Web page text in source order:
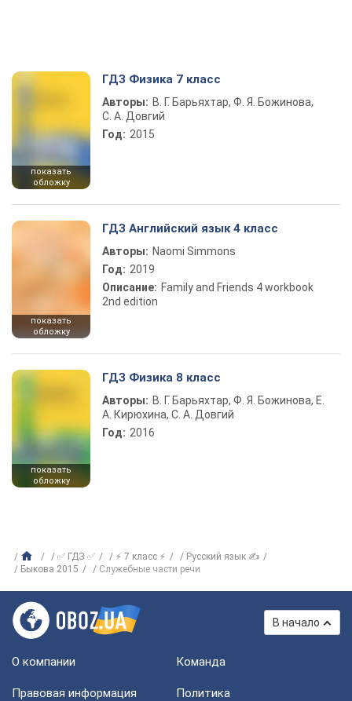
показать
обложку
ГДЗ Физика 7 класс
Авторы: В. Г. Барьяхтар, Ф. Я. Божинова,
С. А. Довгий
Год: 2015
показать
обложку
ГДЗ Английский язык 4 класс
Авторы: Naomi Simmons
Год: 2019
Описание: Family and Friends 4 workbook
2nd edition
показать
обложку
ГДЗ Физика 8 класс
Авторы: В. Г. Барьяхтар, Ф. Я. Божинова, Е.
А. Кирюхина, С. А. Довгий
Год: 2016
✅ ГДЗ ✅ ⚡ 7 класс ⚡
Русский язык ✍
Быкова 2015
Служебные части речи
В начало
О компании Команда
Правовая информация
Политика